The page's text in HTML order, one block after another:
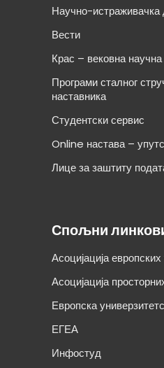
Научно-истраживачка
Вести
Крас – вековна научна
Програми сталног
наставника
Студентски сервис
Online настава –
Лице за заштиту
Спољни
Асоцијација
Асоцијација
Европска
ЕГЕА
Инфостуд